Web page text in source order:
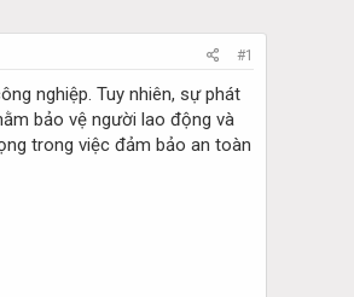
#1
nghiệp. Tuy nhiên, sự phát
bảo vệ người lao động và
trong việc đảm bảo an toàn